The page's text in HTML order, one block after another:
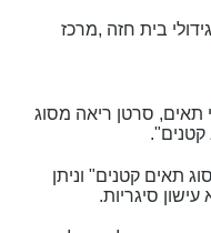
בית חזה ,מרכז
תאים, סרטן ריאה מסוג
תאים קטנים" וניתן
סיגריות.